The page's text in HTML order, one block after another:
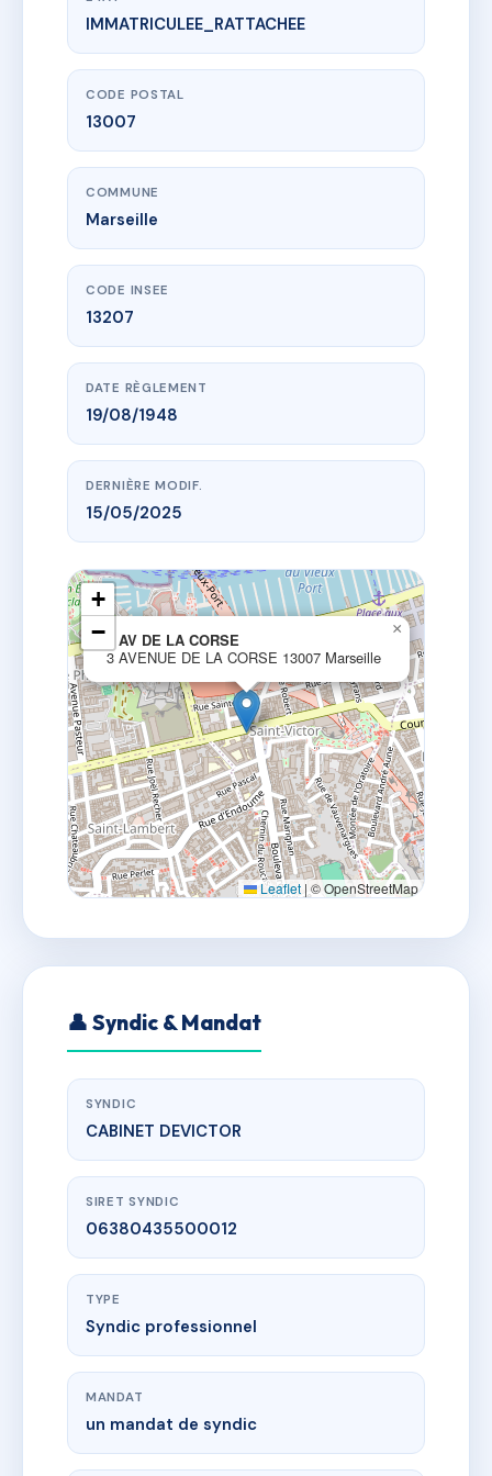
www.vme.plus/AC6511174
3 AV DE LA CORSE
3 Avenue de la corse
IMMATRICULEE_RATTACHEE
CODE POSTAL
13007
COMMUNE
Marseille
CODE INSEE
13207
DATE RÈGLEMENT
19/08/1948
DERNIÈRE MODIF.
15/05/2025
3 AV DE LA CORSE
3 AVENUE DE LA CORSE 13007 Marseille
×
+
−
Leaflet | © OpenStreetMap
👤 Syndic & Mandat
SYNDIC
CABINET DEVICTOR
SIRET SYNDIC
06380435500012
TYPE
Syndic professionnel
MANDAT
un mandat de syndic